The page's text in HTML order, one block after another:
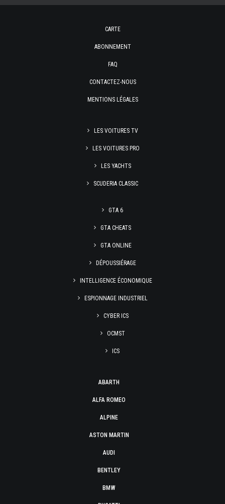
CARTE
ABONNEMENT
FAQ
CONTACTEZ-NOUS
MENTIONS LÉGALES
LES VOITURES TV
LES VOITURES PRO
LES YACHTS
SCUDERIA CLASSIC
GTA 6
GTA CHEATS
GTA ONLINE
DÉPOUSSIÉRAGE
INTELLIGENCE ÉCONOMIQUE
ESPIONNAGE INDUSTRIEL
CYBER ICS
OCMST
ICS
ABARTH
ALFA ROMEO
ALPINE
ASTON MARTIN
AUDI
BENTLEY
BMW